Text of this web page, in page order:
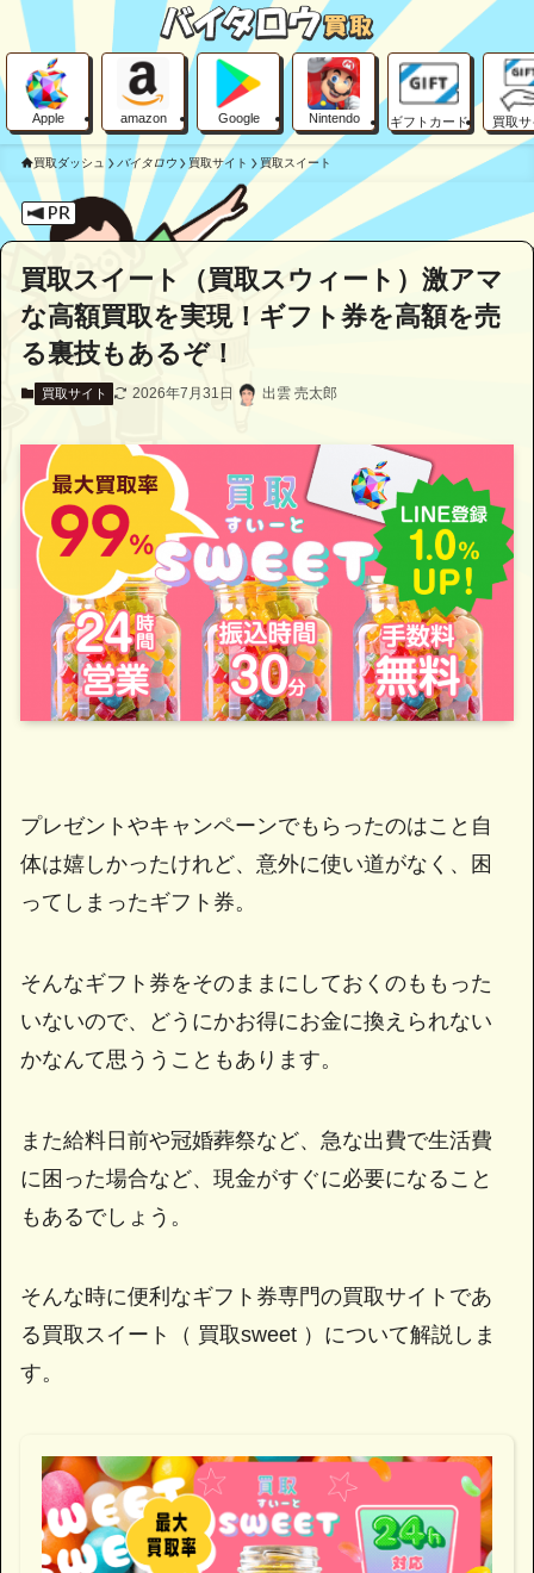
Apple amazon Google Nintendo ギフトカード 買取
買取ダッシュ バイタロウ 買取サイト 買取スイート
買取スイート（買取スウィート）激アマ
な高額買取を実現！ギフト券を高額を売
る裏技もあるぞ！
買取サイト 2026年7月31日 出雲 売太郎
プレゼントやキャンペーンでもらったのはこと自
体は嬉しかったけれど、意外に使い道がなく、困
ってしまったギフト券。
そんなギフト券をそのままにしておくのももった
いないので、どうにかお得にお金に換えられない
かなんて思ううこともあります。
また給料日前や冠婚葬祭など、急な出費で生活費
に困った場合など、現金がすぐに必要になること
もあるでしょう。
そんな時に便利なギフト券専門の買取サイトであ
る買取スイート（ 買取sweet ）について解説しま
す。